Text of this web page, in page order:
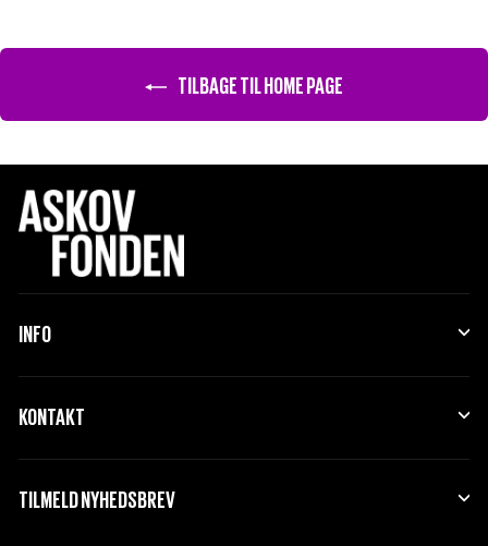
TILBAGE TIL HOME PAGE
INFO
KONTAKT
TILMELD NYHEDSBREV